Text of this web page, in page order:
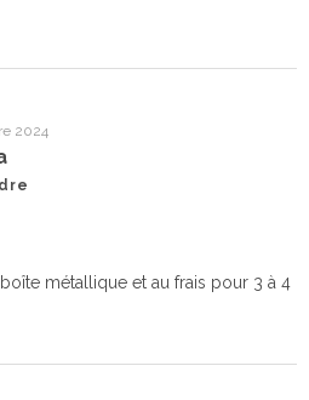
2024
boîte métallique et au frais pour 3 à 4